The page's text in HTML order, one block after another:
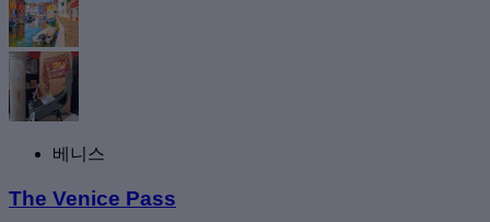
베니스
The Venice Pass